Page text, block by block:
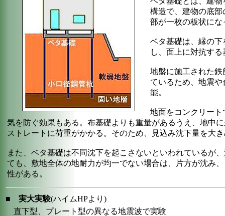
構造で、建物の底
部が一枚の板状に
ベタ基礎は、縁の
し、面上に対抗する
地盤に施工された
ているため、地震
能。
地面をコンクリー
気を防ぐ効果もある。布基礎よりも重量があるうえ、地中
ストレートに荷重がかかる。そのため、見込み沈下量を大
また、ベタ基礎は不同沈下を起こさないといわれているが
ても、敷地全体の地耐力が均一でない場合は、片方が沈み
性がある。
■ 実大実験(ハイムHPより)
直下型、プレート型の異なる地震波で実験